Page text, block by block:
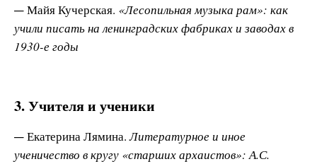
Майя Кучерская. «Лесопильная музыка рам»: как
учили писать на ленинградских фабриках и заводах в
1930-е годы
3. Учителя и ученики
Екатерина Лямина.Литературное и иное
ученичество в кругу «старших архаистов»: А.С.